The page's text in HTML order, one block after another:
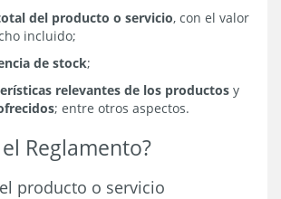
del producto o servicio, con el valor
incluido;
de stock;
relevantes de los productos y
; entre otros aspectos.
Reglamento?
producto o servicio